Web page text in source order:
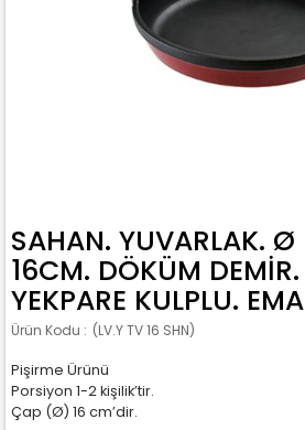
SAHAN. YUVARLAK. Ø
16CM. DÖKÜM DEMİR.
YEKPARE KULPLU. EMA
(LV.Y TV 16 SHN)
Pişirme Ürünü
Porsiyon 1-2 kişilik’tir.
Çap (Ø) 16 cm’dir.